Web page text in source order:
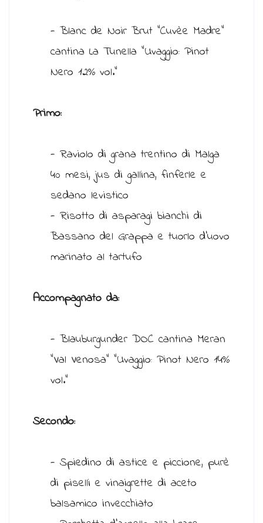
- Blanc de Noir Brut "Cuvèe Madre"
cantina La Tunella "Uvaggio: Pinot
Nero 12% vol."
Primo:
- Raviolo di grana trentino di Malga
40 mesi, jus di gallina, finferle e
sedano levistico
- Risotto di asparagi bianchi di
Bassano del Grappa e tuorlo d'uovo
marinato al tartufo
Accompagnato da:
- Blauburgunder DOC cantina Meran
"Val Venosa" "Uvaggio: Pinot Nero 14%
vol."
Secondo:
- Spiedino di astice e piccione, purè
di piselli e vinaigrette di aceto
balsamico invecchiato